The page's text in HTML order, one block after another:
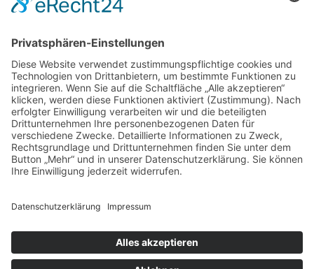
Cookie-Einstellungen
Kontakt
Login
Impressum